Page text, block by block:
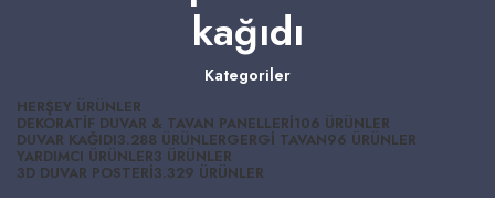
kağıdı
Kategoriler
HERŞEY ÜRÜNLER
DEKORATIF DUVAR & TAVAN PANELLERI106 ÜRÜNLER
DUVAR KAĞIDI3.288 ÜRÜNLERGERGI TAVAN96 ÜRÜNLER
YARDIMCI ÜRÜNLER3 ÜRÜNLER
3D DUVAR POSTERI3.329 ÜRÜNLER